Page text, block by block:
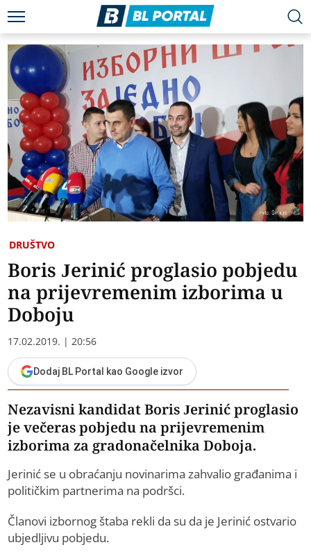
DRUŠTVO
Boris Jerinić proglasio pobjedu
na prijevremenim izborima u
Doboju
17.02.2019. | 20:56
Dodaj BL Portal kao Google izvor
Nezavisni kandidat Boris Jerinić proglasio
je večeras pobjedu na prijevremenim
izborima za gradonačelnika Doboja.
Jerinić se u obraćanju novinarima zahvalio građanima i
političkim partnerima na podršci.
Članovi izbornog štaba rekli da su da je Jerinić ostvario
ubjedljivu pobjedu.